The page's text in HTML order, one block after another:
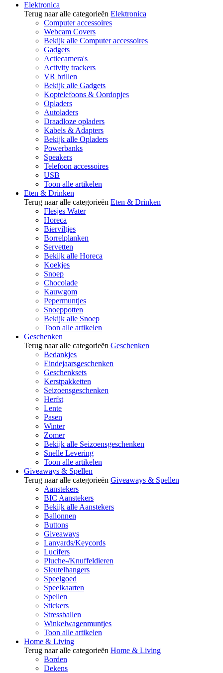
Elektronica
Terug naar alle categorieën Elektronica
Computer accessoires
Webcam Covers
Bekijk alle Computer accessoires
Gadgets
Actiecamera's
Activity trackers
VR brillen
Bekijk alle Gadgets
Koptelefoons & Oordopjes
Opladers
Autoladers
Draadloze opladers
Kabels & Adapters
Bekijk alle Opladers
Powerbanks
Speakers
Telefoon accessoires
USB
Toon alle artikelen
Eten & Drinken
Terug naar alle categorieën Eten & Drinken
Flesjes Water
Horeca
Bierviltjes
Borrelplanken
Servetten
Bekijk alle Horeca
Koekjes
Snoep
Chocolade
Kauwgom
Pepermuntjes
Snoeppotten
Bekijk alle Snoep
Toon alle artikelen
Geschenken
Terug naar alle categorieën Geschenken
Bedankjes
Eindejaarsgeschenken
Geschenksets
Kerstpakketten
Seizoensgeschenken
Herfst
Lente
Pasen
Winter
Zomer
Bekijk alle Seizoensgeschenken
Snelle Levering
Toon alle artikelen
Giveaways & Spellen
Terug naar alle categorieën Giveaways & Spellen
Aanstekers
BIC Aanstekers
Bekijk alle Aanstekers
Ballonnen
Buttons
Giveaways
Lanyards/Keycords
Lucifers
Pluche-/Knuffeldieren
Sleutelhangers
Speelgoed
Speelkaarten
Spellen
Stickers
Stressballen
Winkelwagenmuntjes
Toon alle artikelen
Home & Living
Terug naar alle categorieën Home & Living
Borden
Dekens